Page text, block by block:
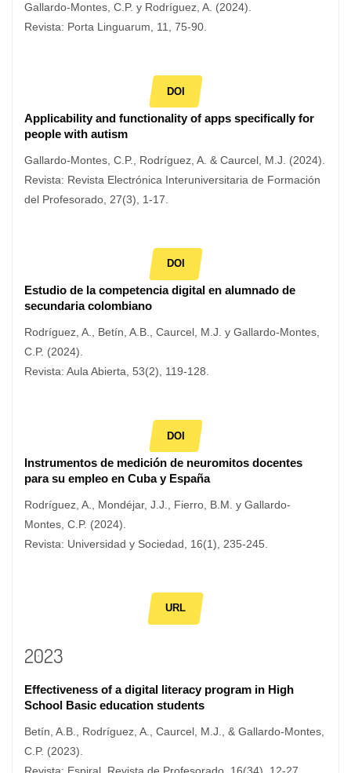
Gallardo-Montes, C.P. y Rodríguez, A. (2024).
Revista: Porta Linguarum, 11, 75-90.
DOI
Applicability and functionality of apps specifically for
people with autism
Gallardo-Montes, C.P., Rodríguez, A. & Caurcel, M.J. (2024).
Revista: Revista Electrónica Interuniversitaria de Formación
del Profesorado, 27(3), 1-17.
DOI
Estudio de la competencia digital en alumnado de
secundaria colombiano
Rodríguez, A., Betín, A.B., Caurcel, M.J. y Gallardo-Montes,
C.P. (2024).
Revista: Aula Abierta, 53(2), 119-128.
DOI
Instrumentos de medición de neuromitos docentes
para su empleo en Cuba y España
Rodríguez, A., Mondéjar, J.J., Fierro, B.M. y Gallardo-
Montes, C.P. (2024).
Revista: Universidad y Sociedad, 16(1), 235-245.
URL
2023
Effectiveness of a digital literacy program in High
School Basic education students
Betín, A.B., Rodríguez, A., Caurcel, M.J., & Gallardo-Montes,
C.P. (2023).